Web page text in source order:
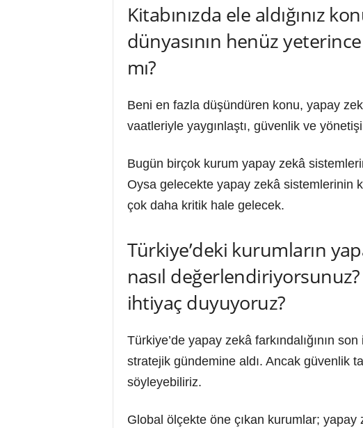
Kitabınızda ele aldığınız
dünyasının henüz
mı?
Beni en fazla düşündüren konu, yapay
vaatleriyle yaygınlaştı, güvenlik ve
Bugün birçok kurum yapay zekâ
Oysa gelecekte yapay zekâ sistemlerinin
çok daha kritik hale gelecek.
Türkiye’deki kurumların
nasıl
ihtiyaç duyuyoruz?
Türkiye’de yapay zekâ farkındalığının
stratejik gündemine aldı. Ancak güvenlik
söyleyebiliriz.
Global ölçekte öne çıkan kurumlar; yapay